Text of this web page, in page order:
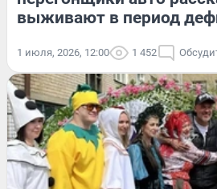
выживают в период
1 июля, 2026, 12:00 1 452